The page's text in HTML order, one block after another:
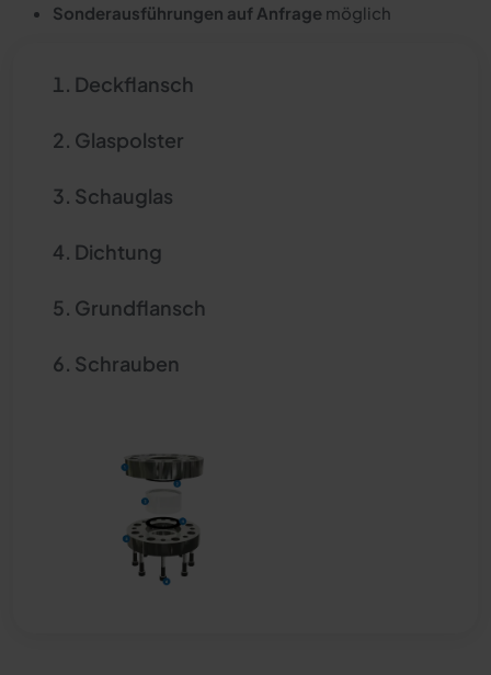
Sonderausführungen auf Anfrage möglich
Deckflansch
Glaspolster
Schauglas
Dichtung
Grundflansch
Schrauben